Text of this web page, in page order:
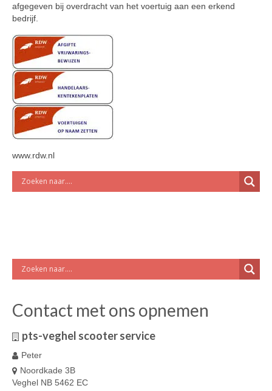
afgegeven bij overdracht van het voertuig aan een erkend
bedrijf.
www.rdw.nl
Contact met ons opnemen
pts-veghel scooter service
Peter
Noordkade 3B
Veghel NB 5462 EC